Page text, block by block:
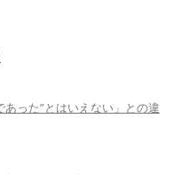
った”とはいえない」との違